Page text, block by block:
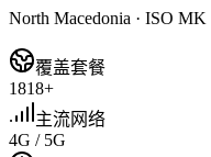
North Macedonia · ISO MK
覆盖套餐
1818+
主流网络
4G / 5G